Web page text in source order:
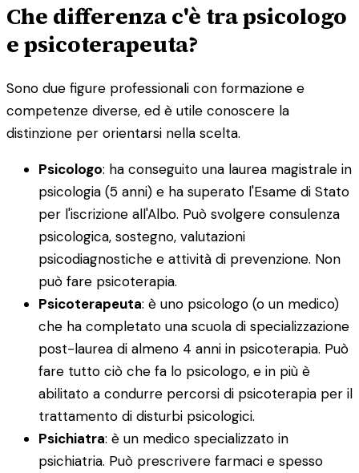
Che differenza c'è tra psicologo
e psicoterapeuta?
Sono due figure professionali con formazione e
competenze diverse, ed è utile conoscere la
distinzione per orientarsi nella scelta.
Psicologo: ha conseguito una laurea magistrale in
psicologia (5 anni) e ha superato l'Esame di Stato
per l'iscrizione all'Albo. Può svolgere consulenza
psicologica, sostegno, valutazioni
psicodiagnostiche e attività di prevenzione. Non
può fare psicoterapia.
Psicoterapeuta: è uno psicologo (o un medico)
che ha completato una scuola di specializzazione
post-laurea di almeno 4 anni in psicoterapia. Può
fare tutto ciò che fa lo psicologo, e in più è
abilitato a condurre percorsi di psicoterapia per il
trattamento di disturbi psicologici.
Psichiatra: è un medico specializzato in
psichiatria. Può prescrivere farmaci e spesso